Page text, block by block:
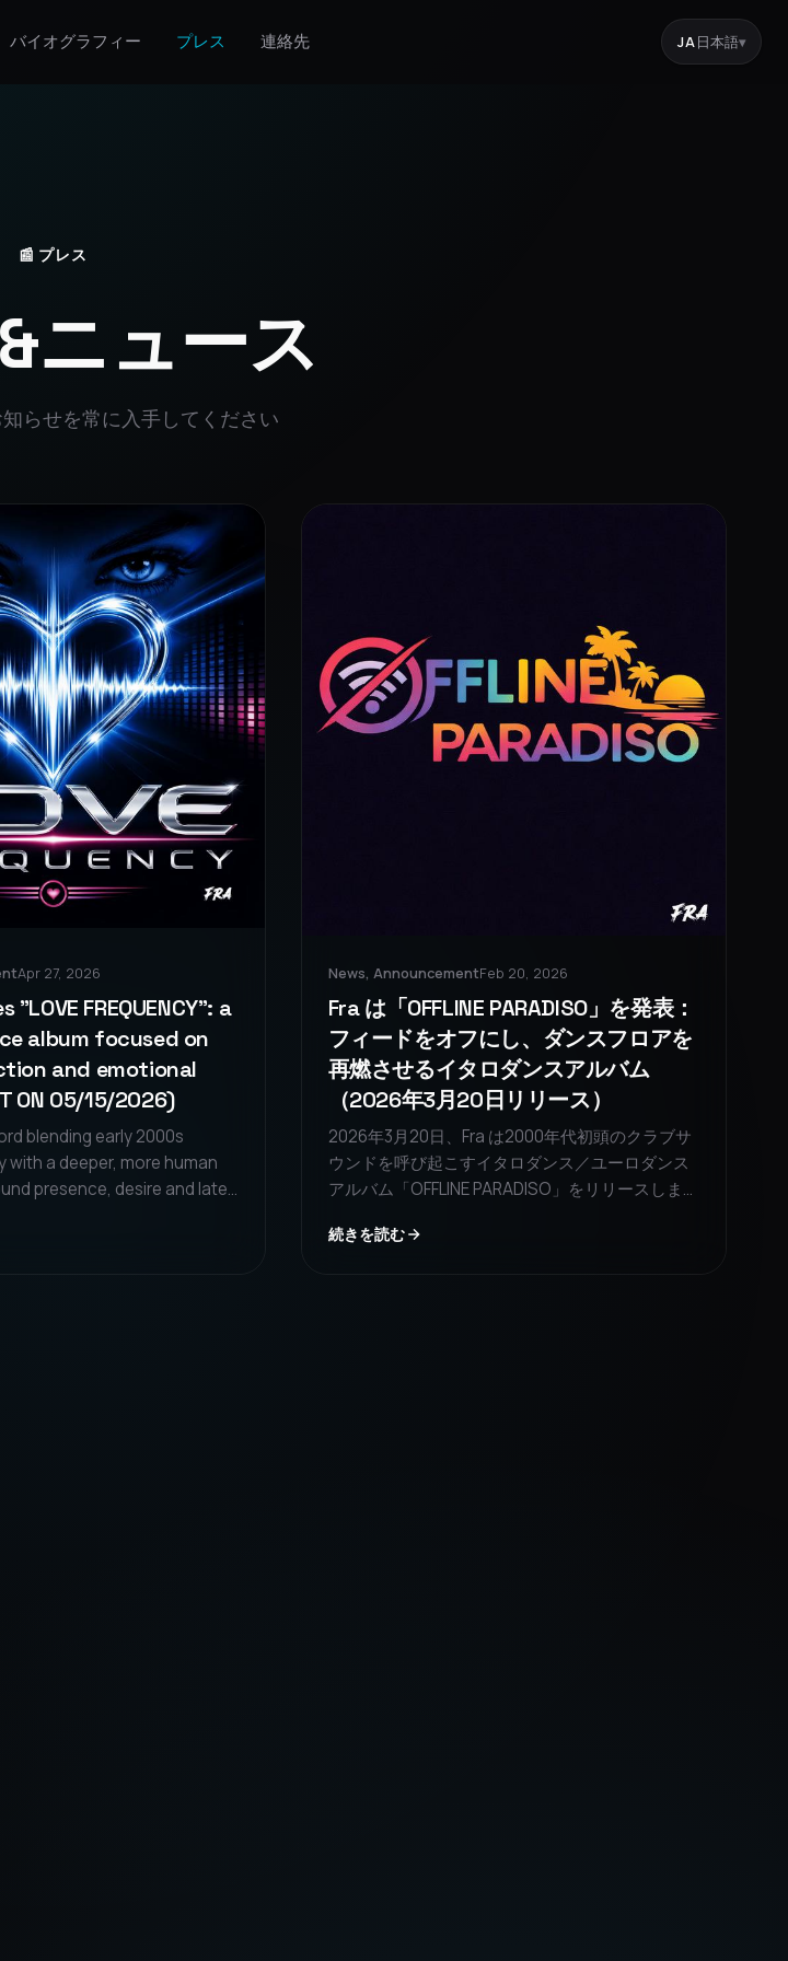
バイオグラフィー プレス 連絡先 JA 日本語▾
📰 プレス
ニュース
らせを常に入手してください
Apr 27, 2026
FREQUENCY": a
album focused on
and emotional
ON 05/15/2026)
blending early 2000s
with a deeper, more human
presence, desire and late-
News, AnnouncementFeb 20, 2026
Fra は「OFFLINE PARADISO」を発表：
フィードをオフにし、ダンスフロアを
再燃させるイタロダンスアルバム
（2026年3月20日リリース）
2026年3月20日、Fra は2000年代初頭のクラブサ
ウンドを呼び起こすイタロダンス／ユーロダンス
アルバム「OFFLINE PARADISO」をリリースしま
ロアへの郷愁の間を巡る没入型の旅であり、デジ
続きを読む